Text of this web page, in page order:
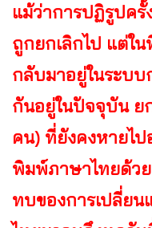
แม้ว่าการปฏิรูปค
ถูกยกเลิกไป แต่ใ
กลับมาอยู่ในระบบ
กันอยู่ในปัจจุบัน ย
คน) ที่ยังคงหายไป
พิมพ์ภาษาไทยด้ว
ทบของการเปลี่ย